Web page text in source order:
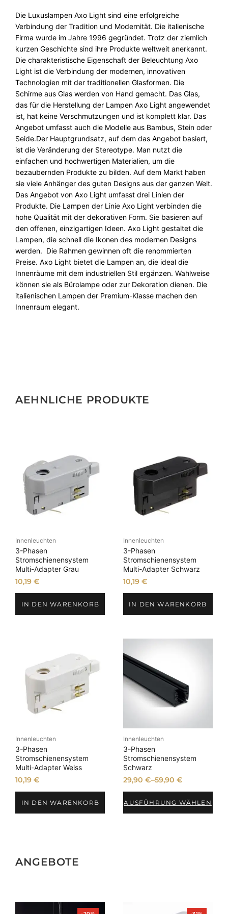
Die Luxuslampen Axo Light sind eine erfolgreiche
Verbindung der Tradition und Modernität. Die italienische
Firma wurde im Jahre 1996 gegründet. Trotz der ziemlich
kurzen Geschichte sind ihre Produkte weltweit anerkannt.
Die charakteristische Eigenschaft der Beleuchtung Axo
Light ist die Verbindung der modernen, innovativen
Technologien mit der traditionellen Glasformen. Die
Schirme aus Glas werden von Hand gemacht. Das Glas,
das für die Herstellung der Lampen Axo Light angewendet
ist, hat keine Verschmutzungen und ist komplett klar. Das
Angebot umfasst auch die Modelle aus Bambus, Stein oder
Seide.Der Hauptgrundsatz, auf dem das Angebot basiert,
ist die Veränderung der Stereotype. Man nutzt die
einfachen und hochwertigen Materialien, um die
bezaubernden Produkte zu bilden. Auf dem Markt haben
sie viele Anhänger des guten Designs aus der ganzen Welt.
Das Angebot von Axo Light umfasst drei Linien der
Produkte. Die Lampen der Linie Axo Light verbinden die
hohe Qualität mit der dekorativen Form. Sie basieren auf
den offenen, einzigartigen Ideen. Axo Light gestaltet die
Lampen, die schnell die Ikonen des modernen Designs
werden. Die Rahmen gewinnen oft die renommierten
Preise. Axo Light bietet die Lampen an, die ideal die
Innenräume mit dem industriellen Stil ergänzen. Wahlweise
können sie als Bürolampe oder zur Dekoration dienen. Die
italienischen Lampen der Premium-Klasse machen den
Innenraum elegant.
AEHNLICHE PRODUKTE
Innenleuchten
3-Phasen
Stromschienensystem
Multi-Adapter Grau
10,19€
IN DEN WARENKORB
Innenleuchten
3-Phasen
Stromschienensystem
Multi-Adapter Schwarz
10,19 €
IN DEN WARENKORB
Innenleuchten
3-Phasen
Stromschienensystem
Multi-Adapter Weiss
10,19€
IN DEN WARENKORB
Innenleuchten
3-Phasen
Stromschienensystem
Schwarz
29,90 €–59,90 €
AUSFÜHRUNG WÄHLEN
ANGEBOTE